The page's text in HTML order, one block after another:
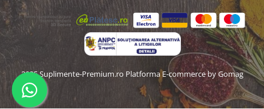
2025 Suplimente-Premium.ro Platforma E-commerce by Gomag